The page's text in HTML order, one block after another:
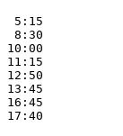
5:15
8:30
10:00
11:15
12:50
13:45
16:45